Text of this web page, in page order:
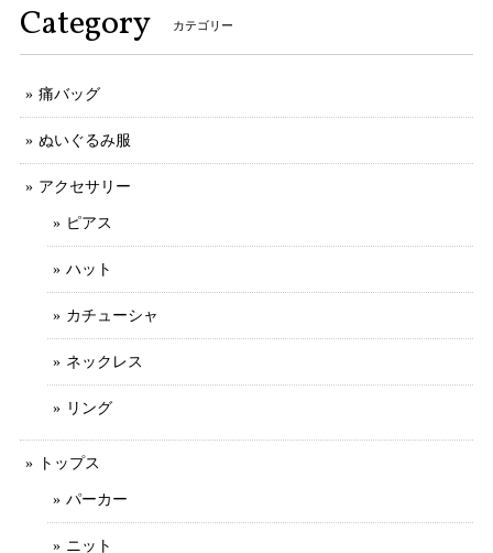
Category カテゴリー
痛バッグ
ぬいぐるみ服
アクセサリー
ピアス
ハット
カチューシャ
ネックレス
リング
トップス
パーカー
ニット